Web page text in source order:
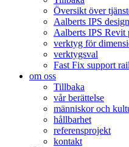
Översikt över
Aalberts IPS
Aalberts IPS Revit
verktyg för
verktygsval
Fast Fix support
om oss
Tillbaka
vår berättelse
människor och
hållbarhet
referensprojekt
kontakt